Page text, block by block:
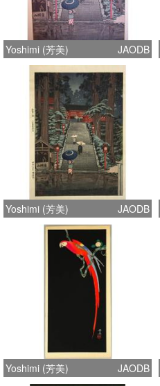
Yoshimi (芳美) JAODB
Yoshimi (芳美) JAODB
Yoshimi (芳美) JAODB